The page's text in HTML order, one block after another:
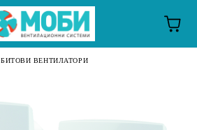
БИТОВИ ВЕНТИЛАТОРИ